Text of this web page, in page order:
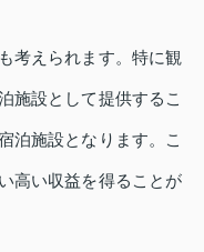
考えられます。特に観
施設として提供するこ
泊施設となります。こ
高い収益を得ることが